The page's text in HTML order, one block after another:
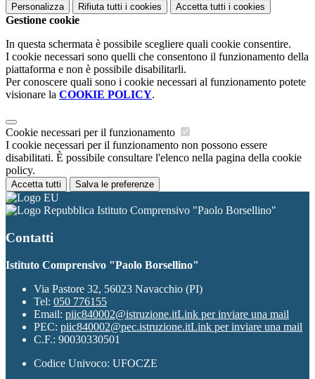
Personalizza Rifiuta tutti i cookies Accetta tutti i cookies
Gestione cookie
In questa schermata è possibile scegliere quali cookie consentire.
I cookie necessari sono quelli che consentono il funzionamento della
piattaforma e non è possibile disabilitarli.
Per conoscere quali sono i cookie necessari al funzionamento potete
visionare la COOKIE POLICY.
Cookie necessari per il funzionamento
I cookie necessari per il funzionamento non possono essere
disabilitati. È possibile consultare l'elenco nella pagina della cookie
policy.
Accetta tutti Salva le preferenze
Istituto Comprensivo "Paolo Borsellino"
Contatti
Istituto Comprensivo "Paolo Borsellino"
Via Pastore 32, 56023 Navacchio (PI)
Tel: 050 776155
Email: piic840002@istruzione.itLink per inviare una mail
PEC: piic840002@pec.istruzione.itLink per inviare una mail
C.F.: 90030330501
Codice Univoco: UFOCZE